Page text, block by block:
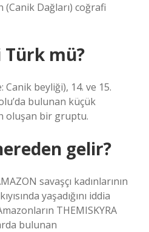
(Canik Dağları) coğrafi
Türk mü?
beyliği), 14. ve 15.
bulunan küçük
oluşan bir gruptu.
gelir?
savaşçı kadınlarının
yaşadığını iddia
THEMISKYRA
bulunan